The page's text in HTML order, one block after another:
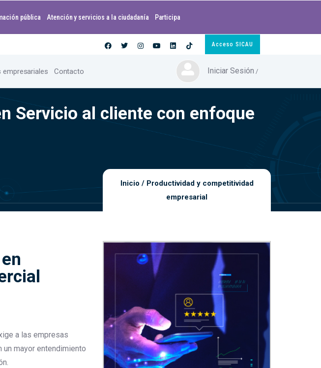
pública Atención y servicios a la ciudadanía Participa
Acceso SICAU
empresariales Contacto Iniciar Sesión /
Servicio al cliente con enfoque
Inicio / Productividad y competitividad
empresarial
a las empresas
mayor entendimiento